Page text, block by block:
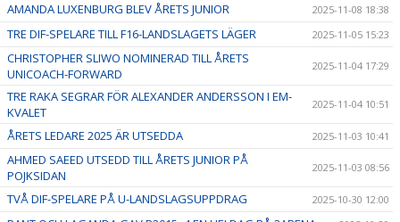
AMANDA LUXENBURG BLEV ÅRETS JUNIOR 2025-11-08 18:38
TRE DIF-SPELARE TILL F16-LANDSLAGETS LÄGER 2025-11-05 15:23
CHRISTOPHER SLIWO NOMINERAD TILL ÅRETS
UNICOACH-FORWARD
2025-11-04 17:29
TRE RAKA SEGRAR FÖR ALEXANDER ANDERSSON I EM-
KVALET
2025-11-04 10:51
ÅRETS LEDARE 2025 ÄR UTSEDDA 2025-11-03 10:41
AHMED SAEED UTSEDD TILL ÅRETS JUNIOR PÅ
POJKSIDAN
2025-11-03 08:56
TVÅ DIF-SPELARE PÅ U-LANDSLAGSUPPDRAG 2025-10-30 12:00